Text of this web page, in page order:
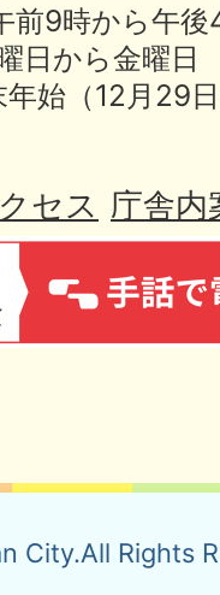
前9時から午
日から金曜日
始（12月29
セス 庁舎内
City.All Rights